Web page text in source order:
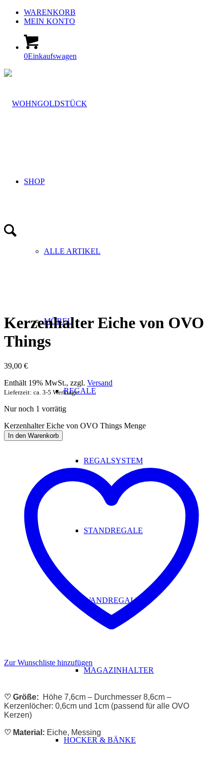
WARENKORB
MEIN KONTO
0Einkaufswagen
SHOP
ALLE ARTIKEL
MÖBEL
REGALE
REGALSYSTEM
STANDREGALE
WANDREGALE
MAGAZINHALTER
HOCKER & BÄNKE
Kerzenhalter Eiche von OVO
Things
39,00 €
Enthält 19% MwSt., zzgl. Versand
Lieferzeit: ca. 3-5 Werktage
Nur noch 1 vorrätig
Kerzenhalter Eiche von OVO Things Menge
In den Warenkorb
Zur Wunschliste hinzufügen
♡ Größe: Höhe 7,6cm – Durchmesser 8,6cm –
Kerzenlöcher: 0,6cm und 1cm (passend für alle OVO
Kerzen)
♡ Material: Eiche, Messing